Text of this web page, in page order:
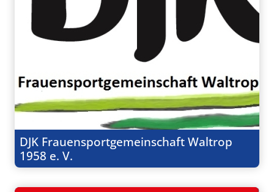
DJK Frauensportgemeinschaft Waltrop
1958 e. V.